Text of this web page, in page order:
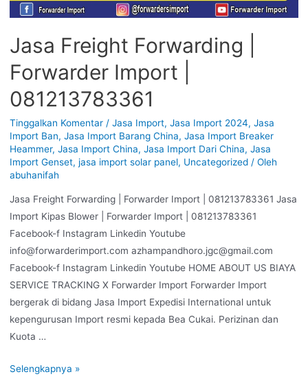
Jasa Freight Forwarding |
Forwarder Import |
081213783361
Tinggalkan Komentar / Jasa Import, Jasa Import 2024, Jasa
Import Ban, Jasa Import Barang China, Jasa Import Breaker
Heammer, Jasa Import China, Jasa Import Dari China, Jasa
Import Genset, jasa import solar panel, Uncategorized/ Oleh
abuhanifah
Jasa Freight Forwarding | Forwarder Import | 081213783361 Jasa
Import Kipas Blower | Forwarder Import | 081213783361
Facebook-f Instagram Linkedin Youtube
info@forwarderimport.com azhampandhoro.jgc@gmail.com
Facebook-f Instagram Linkedin Youtube HOME ABOUT US BIAYA
SERVICE TRACKING X Forwarder Import Forwarder Import
bergerak di bidang Jasa Import Expedisi International untuk
kepengurusan Import resmi kepada Bea Cukai. Perizinan dan
Kuota …
Selengkapnya »